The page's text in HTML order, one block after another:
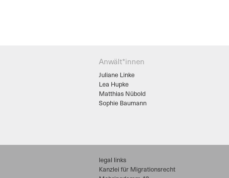
Anwält*innen
Juliane Linke
Lea Hupke
Matthias Nübold
Sophie Baumann
legal links
Kanzlei für Migrationsrecht